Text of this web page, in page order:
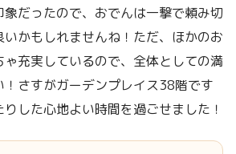
象だったので、おでんは一撃で頼み切
かもしれませんね！ただ、ほかのお
充実しているので、全体としての満
！さすがガーデンプレイス38階です
した心地よい時間を過ごせました！